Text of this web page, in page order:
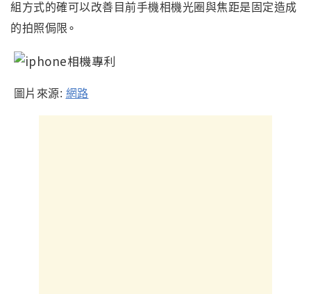
組方式的確可以改善目前手機相機光圈與焦距是固定造成
的拍照侷限 ∘
圖片來源: 網路